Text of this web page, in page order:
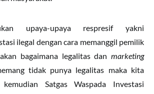
upaya-upaya respresif yakni
ilegal dengan cara memanggil pemilik
bagaimana legalitas dan marketing
tidak punya legalitas maka kita
Satgas Waspada Investasi